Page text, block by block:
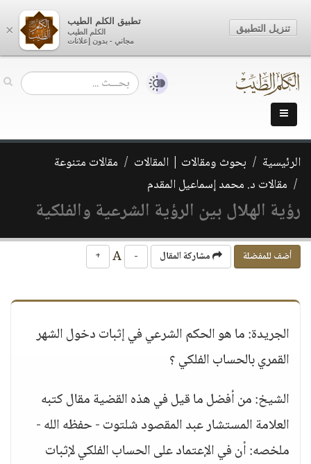
الرئيسية بحوث ومقالات | المقالات
مقالات متنوعة
مقالات د. محمد إسماعيل المقدم
رؤية الهلال بين الرؤية الشرعية والفلكية
أضف للمفضلة مشاركة المقال -
+
الجريدة: ما هو الحكم الشرعي في إثبات دخول الشهر
القمري بالحساب الفلكي ؟
الشيخ: من أفضل ما قيل في هذه القضية مقال كتبه
العلامة المستشار عبد المقصود شلتوت - حفظه الله -
ملخصه: أن في الإعتماد على الحساب الفلكي لإثبات
×
تطبيق الكلم الطيب
الكلم الطيب
مجاني - بدون إعلانات
تنزيل التطبيق